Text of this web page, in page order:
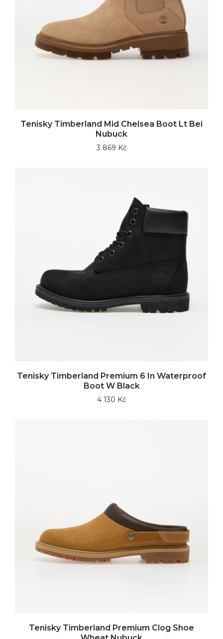
Tenisky Timberland Mid Chelsea Boot Lt Bei
Nubuck
3 869 Kč
Tenisky Timberland Premium 6 In Waterproof
Boot W Black
4 130 Kč
Tenisky Timberland Premium Clog Shoe